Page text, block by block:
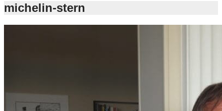
michelin-stern